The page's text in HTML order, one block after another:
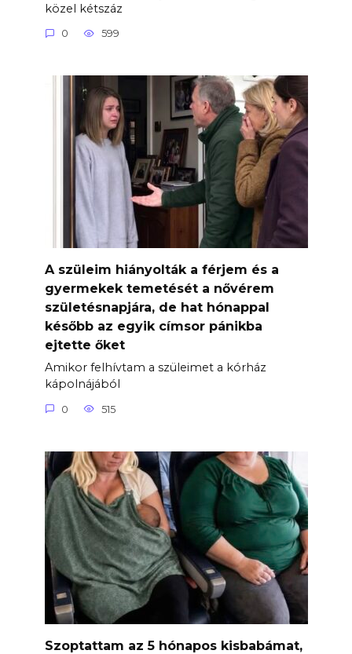
közel kétszáz
0 599
A szüleim hiányolták a férjem és a
gyermekek temetését a nővérem
születésnapjára, de hat hónappal
később az egyik címsor pánikba
ejtette őket
Amikor felhívtam a szüleimet a kórház
kápolnájából
0 515
Szoptattam az 5 hónapos kisbabámat,